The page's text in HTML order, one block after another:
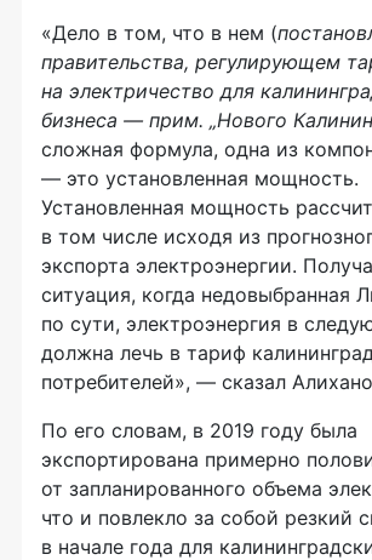
«Дело в том, что в нем (
правительства, регулирующем
на электричество для
бизнеса — прим. „Нового
сложная формула, одна из
— это установленная мощность.
Установленная мощность
в том числе исходя из
экспорта электроэнергии.
ситуация, когда недовыбранная
по сути, электроэнергия в
должна лечь в тариф
потребителей», — сказал
По его словам, в 2019 году была
экспортирована примерно
от запланированного объема
что и повлекло за собой резкий
в начале года для